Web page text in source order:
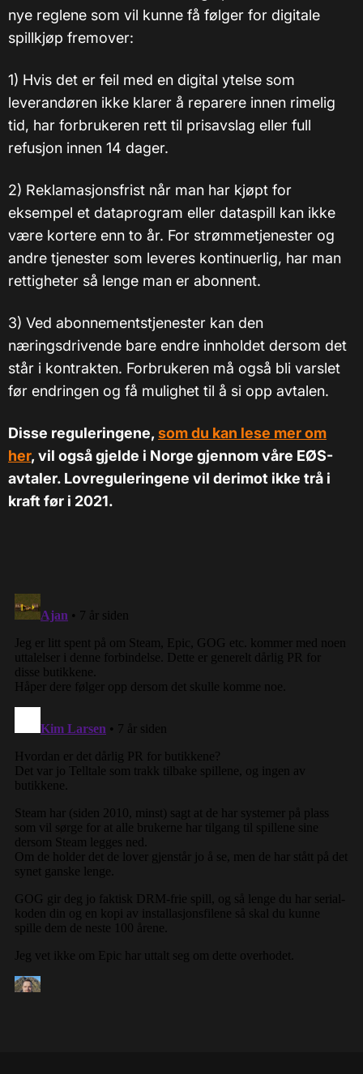
nye reglene som vil kunne få følger for digitale
spillkjøp fremover:
1) Hvis det er feil med en digital ytelse som
leverandøren ikke klarer å reparere innen rimelig
tid, har forbrukeren rett til prisavslag eller full
refusjon innen 14 dager.
2) Reklamasjonsfrist når man har kjøpt for
eksempel et dataprogram eller dataspill kan ikke
være kortere enn to år. For strømmetjenester og
andre tjenester som leveres kontinuerlig, har man
rettigheter så lenge man er abonnent.
3) Ved abonnementstjenester kan den
næringsdrivende bare endre innholdet dersom det
står i kontrakten. Forbrukeren må også bli varslet
før endringen og få mulighet til å si opp avtalen.
Disse reguleringene, som du kan lese mer om
her, vil også gjelde i Norge gjennom våre EØS-
avtaler. Lovreguleringene vil derimot ikke trå i
kraft før i 2021.